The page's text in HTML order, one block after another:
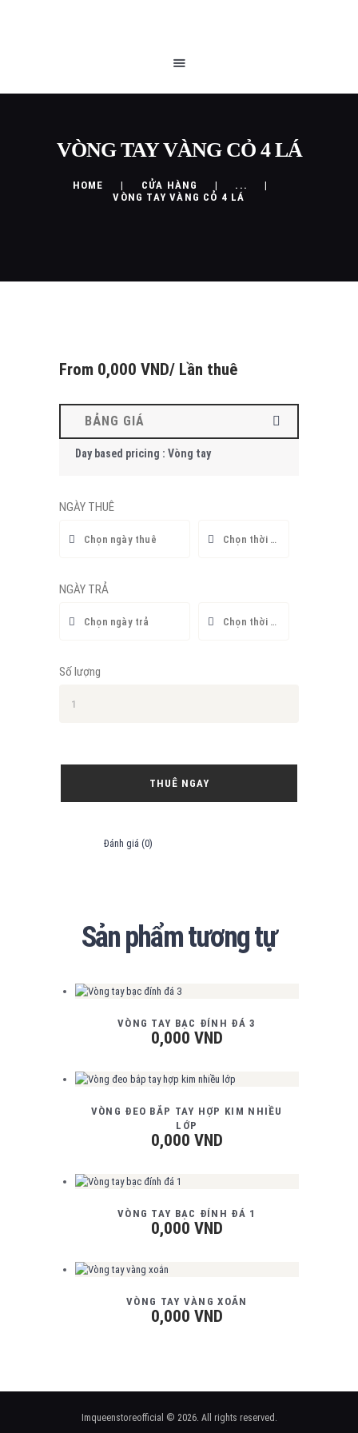
VÒNG TAY VÀNG CỎ 4 LÁ
HOME CỬA HÀNG
...
VÒNG TAY VÀNG CỎ 4 LÁ
CHÍNH SÁCH
From 0,000 VND/ Lần thuê
BẢNG GIÁ
Day based pricing : Vòng tay
NGÀY THUÊ
NGÀY TRẢ
Số lượng
THUÊ NGAY
Đánh giá (0)
Sản phẩm tương tự
VÒNG TAY BẠC ĐÍNH ĐÁ 3
0,000 VND
VÒNG ĐEO BẮP TAY HỢP KIM NHIỀU
LỚP
0,000 VND
VÒNG TAY BẠC ĐÍNH ĐÁ 1
0,000 VND
VÒNG TAY VÀNG XOẮN
0,000 VND
Imqueenstoreofficial © 2026. All rights reserved.